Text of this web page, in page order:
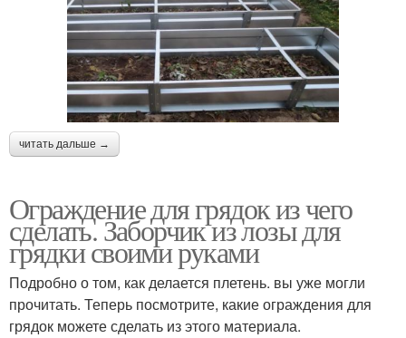
читать дальше →
Ограждение для грядок из чего
сделать. Заборчик из лозы для
грядки своими руками
Подробно о том, как делается плетень. вы уже могли
прочитать. Теперь посмотрите, какие ограждения для
грядок можете сделать из этого материала.